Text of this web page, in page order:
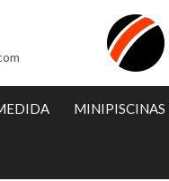
MINIPISCINAS